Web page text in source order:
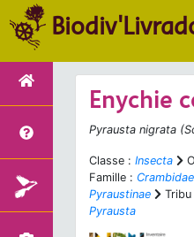
Enychie
Pyrausta nigrata
Classe : Insecta
Famille : Crambidae
Pyraustinae
Tribu
Pyrausta